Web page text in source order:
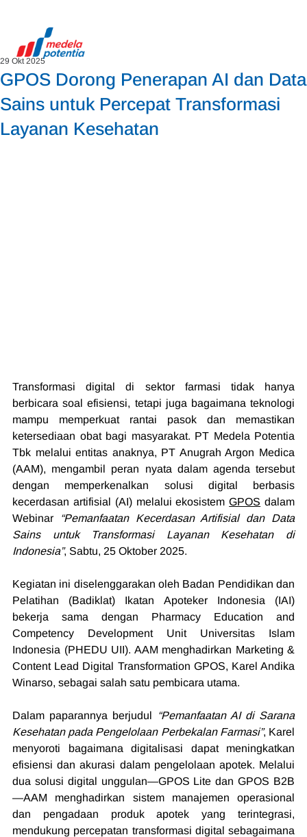
GPOS Dorong Penerapan AI dan Data
Sains untuk Percepat Transformasi
Layanan Kesehatan
29 Okt 2025
Transformasi digital di sektor farmasi tidak hanya
berbicara soal efisiensi, tetapi juga bagaimana teknologi
mampu memperkuat rantai pasok dan memastikan
ketersediaan obat bagi masyarakat. PT Medela Potentia
Tbk melalui entitas anaknya, PT Anugrah Argon Medica
(AAM), mengambil peran nyata dalam agenda tersebut
dengan memperkenalkan solusi digital berbasis
kecerdasan artifisial (AI) melalui ekosistem GPOS dalam
Webinar
“Pemanfaatan Kecerdasan Artifisial dan Data
Sains untuk Transformasi Layanan Kesehatan di
Indonesia”, Sabtu, 25 Oktober 2025.
Kegiatan ini diselenggarakan oleh Badan Pendidikan dan
Pelatihan (Badiklat) Ikatan Apoteker Indonesia (IAI)
bekerja sama dengan Pharmacy Education and
Competency Development Unit Universitas Islam
Indonesia (PHEDU UII). AAM menghadirkan Marketing &
Content Lead Digital Transformation GPOS, Karel Andika
Winarso, sebagai salah satu pembicara utama.
Dalam paparannya berjudul
“Pemanfaatan AI di Sarana
Kesehatan pada Pengelolaan Perbekalan Farmasi”, Karel
menyoroti bagaimana digitalisasi dapat meningkatkan
efisiensi dan akurasi dalam pengelolaan apotek. Melalui
dua solusi digital unggulan—GPOS Lite dan GPOS B2B
—AAM menghadirkan sistem manajemen operasional
dan pengadaan produk apotek yang terintegrasi,
mendukung percepatan transformasi digital sebagaimana